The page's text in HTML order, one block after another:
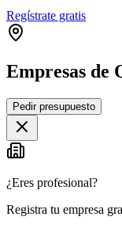
Regístrate gratis
Empresas de
+
−
Pedir presupuesto
¿Eres profesional?
Registra tu empresa